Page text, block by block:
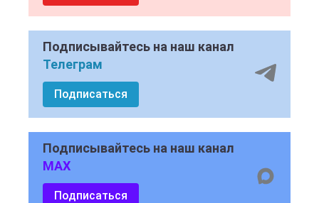
Подписывайтесь на наш канал
Телеграм
Подписаться
Подписывайтесь на наш канал
MAX
Подписаться